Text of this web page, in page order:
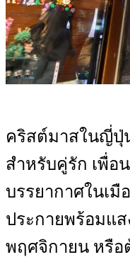
คริสต์มาสในญี่ปุ่
สำหรับคู่รัก เพื่อ
บรรยากาศในเมื
ประกายพร้อมแ
พฤศจิกายน หรือ